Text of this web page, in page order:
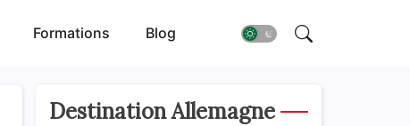
Formations Blog
Destination Allemagne